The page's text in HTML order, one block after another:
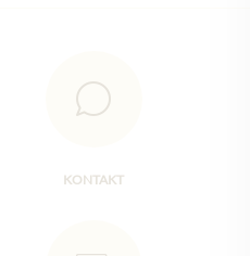
KONTAKT